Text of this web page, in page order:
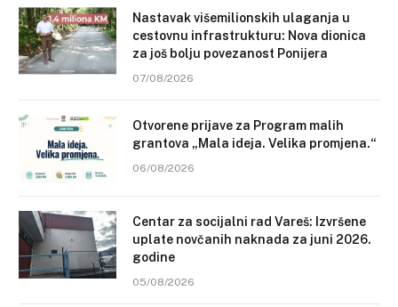
Nastavak višemilionskih ulaganja u
cestovnu infrastrukturu: Nova dionica
za još bolju povezanost Ponijera
07/08/2026
Otvorene prijave za Program malih
grantova „Mala ideja. Velika promjena.“
06/08/2026
Centar za socijalni rad Vareš: Izvršene
uplate novčanih naknada za juni 2026.
godine
05/08/2026